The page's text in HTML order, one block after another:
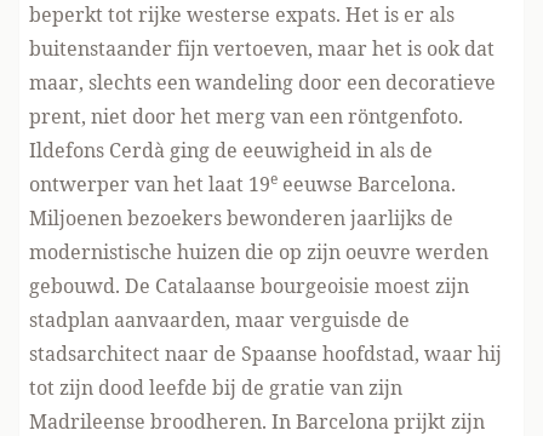
beperkt tot rijke westerse expats. Het is er als
buitenstaander fijn vertoeven, maar het is ook dat
maar, slechts een wandeling door een decoratieve
prent, niet door het merg van een röntgenfoto.
Ildefons Cerdà ging de eeuwigheid in als de
ontwerper van het laat 19e eeuwse Barcelona.
Miljoenen bezoekers bewonderen jaarlijks de
modernistische huizen die op zijn oeuvre werden
gebouwd. De Catalaanse bourgeoisie moest zijn
stadplan aanvaarden, maar verguisde de
stadsarchitect naar de Spaanse hoofdstad, waar hij
tot zijn dood leefde bij de gratie van zijn
Madrileense broodheren. In Barcelona prijkt zijn